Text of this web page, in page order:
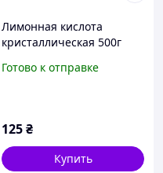
Лимонная кислота
кристаллическая 500г
Готово к отправке
125₴
Купить